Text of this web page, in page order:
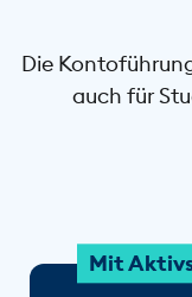
Die
auch für
Mit